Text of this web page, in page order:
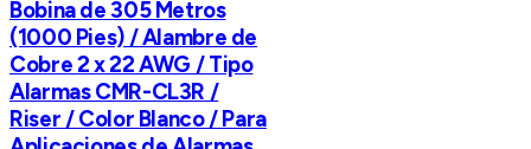
Bobina de 305 Metros
(1000 Pies) / Alambre de
Cobre 2 x 22 AWG / Tipo
Alarmas CMR-CL3R /
Riser / Color Blanco / Para